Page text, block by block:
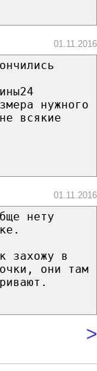
01.11.2016
нужного
всякие
01.11.2016
нету
захожу в
они там
>